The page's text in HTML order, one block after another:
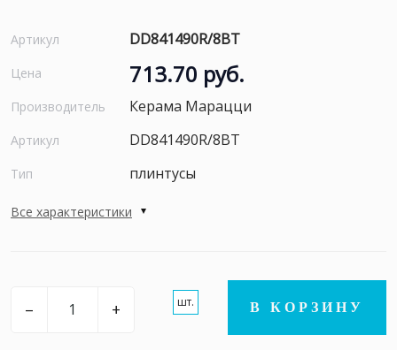
Артикул DD841490R/8BT
Цена 713.70 руб.
Производитель Керама Марацци
Артикул DD841490R/8BT
Тип плинтусы
Все характеристики
– + шт. В КОРЗИНУ